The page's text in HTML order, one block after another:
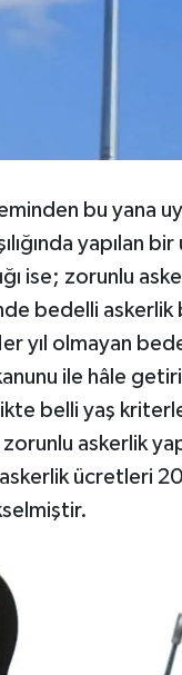
bu yana
yapılan
ise; zorunlu
bedelli askerlik
olmayan
ile hâle
belli yaş
askerlik
askerlik ücretleri